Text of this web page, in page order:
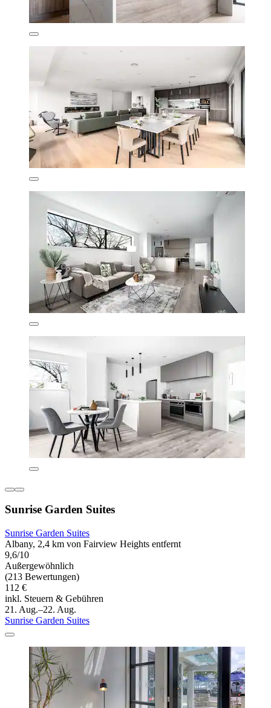
Sunrise Garden Suites
Sunrise Garden Suites
Albany, 2,4 km von Fairview Heights entfernt
9,6/10
Außergewöhnlich
(213 Bewertungen)
112 €
inkl. Steuern & Gebühren
21. Aug.–22. Aug.
Sunrise Garden Suites